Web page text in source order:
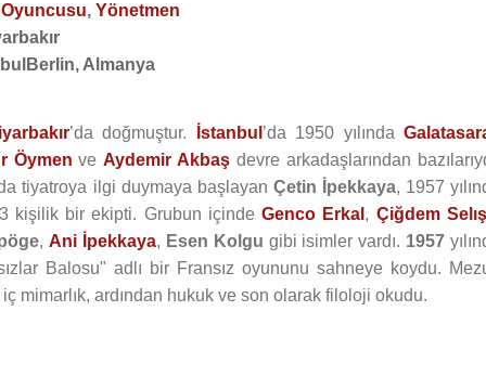
, Yönetmen
Almanya
’da doğmuştur. İstanbul ’da 1950 yılında
Öymen veAydemir Akbaş devre arkadaşlarından
tiyatroya ilgi duymaya başlayan Çetin İpekkaya, 1957
kişilik bir ekipti. Grubun içindeGenco Erkal , Çiğdem
,Ani İpekkaya, Esen Kolgu gibi isimler vardı. 1957
Balosu" adlı bir Fransız oyununu sahneye koydu.
mimarlık, ardından hukuk ve son olarak filoloji okudu.